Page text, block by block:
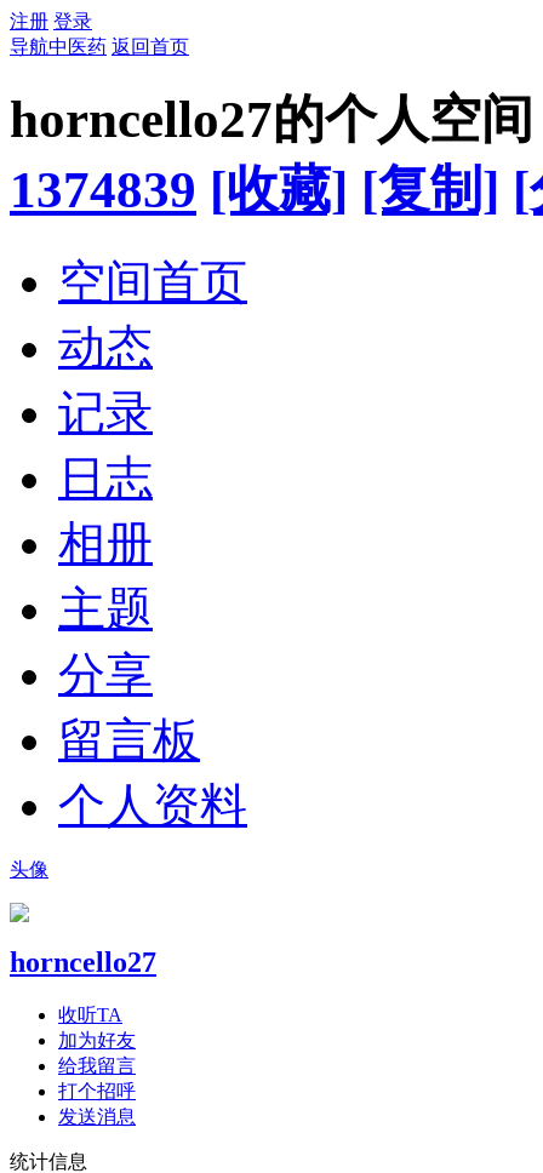
注册 登录
导航中医药 返回首页
horncello27的个人空间
1374839 [收藏] [复制] [
空间首页
动态
记录
日志
相册
主题
分享
留言板
个人资料
头像
horncello27
收听TA
加为好友
给我留言
打个招呼
发送消息
统计信息